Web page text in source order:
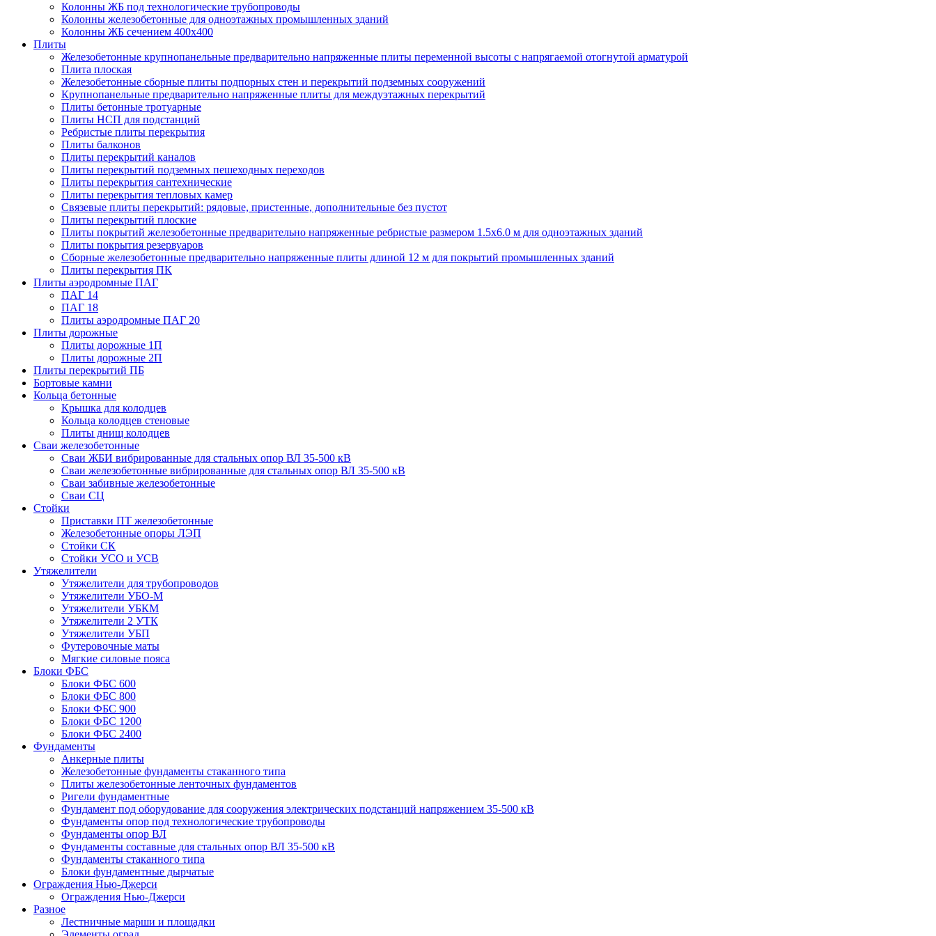
Колонны ЖБ под технологические трубопроводы
Колонны железобетонные для одноэтажных промышленных зданий
Колонны ЖБ сечением 400х400
Плиты
Железобетонные крупнопанельные предварительно напряженные плиты переменной высоты с напрягаемой отогнутой арматурой
Плита плоская
Железобетонные сборные плиты подпорных стен и перекрытий подземных сооружений
Крупнопанельные предварительно напряженные плиты для междуэтажных перекрытий
Плиты бетонные тротуарные
Плиты НСП для подстанций
Ребристые плиты перекрытия
Плиты балконов
Плиты перекрытий каналов
Плиты перекрытий подземных пешеходных переходов
Плиты перекрытия сантехнические
Плиты перекрытия тепловых камер
Связевые плиты перекрытий: рядовые, пристенные, дополнительные без пустот
Плиты перекрытий плоские
Плиты покрытий железобетонные предварительно напряженные ребристые размером 1.5х6.0 м для одноэтажных зданий
Плиты покрытия резервуаров
Сборные железобетонные предварительно напряженные плиты длиной 12 м для покрытий промышленных зданий
Плиты перекрытия ПК
Плиты аэродромные ПАГ
ПАГ 14
ПАГ 18
Плиты аэродромные ПАГ 20
Плиты дорожные
Плиты дорожные 1П
Плиты дорожные 2П
Плиты перекрытий ПБ
Бортовые камни
Кольца бетонные
Крышка для колодцев
Кольца колодцев стеновые
Плиты днищ колодцев
Сваи железобетонные
Сваи ЖБИ вибрированные для стальных опор ВЛ 35-500 кВ
Сваи железобетонные вибрированные для стальных опор ВЛ 35-500 кВ
Сваи забивные железобетонные
Сваи СЦ
Стойки
Приставки ПТ железобетонные
Железобетонные опоры ЛЭП
Стойки СК
Стойки УСО и УСВ
Утяжелители
Утяжелители для трубопроводов
Утяжелители УБО-М
Утяжелители УБКМ
Утяжелители 2 УТК
Утяжелители УБП
Футеровочные маты
Мягкие силовые пояса
Блоки ФБС
Блоки ФБС 600
Блоки ФБС 800
Блоки ФБС 900
Блоки ФБС 1200
Блоки ФБС 2400
Фундаменты
Анкерные плиты
Железобетонные фундаменты стаканного типа
Плиты железобетонные ленточных фундаментов
Ригели фундаментные
Фундамент под оборудование для сооружения электрических подстанций напряжением 35-500 кВ
Фундаменты опор под технологические трубопроводы
Фундаменты опор ВЛ
Фундаменты составные для стальных опор ВЛ 35-500 кВ
Фундаменты стаканного типа
Блоки фундаментные дырчатые
Ограждения Нью-Джерси
Ограждения Нью-Джерси
Разное
Лестничные марши и площадки